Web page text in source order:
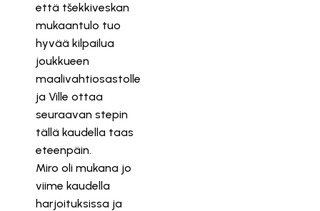
että tšekkiveskan
mukaantulo tuo
hyvää kilpailua
joukkueen
maalivahtiosastolle
ja Ville ottaa
seuraavan stepin
tällä kaudella taas
eteenpäin.
Miro oli mukana jo
viime kaudella
harjoituksissa ja